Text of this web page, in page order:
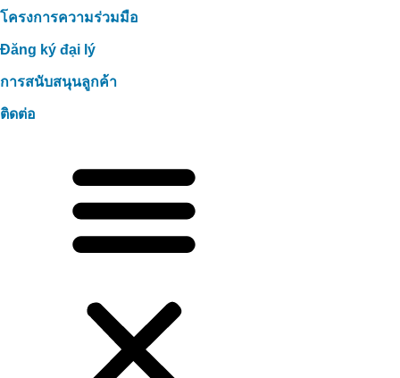
โครงการความร่วมมือ
Đăng ký đại lý
การสนับสนุนลูกค้า
ติดต่อ